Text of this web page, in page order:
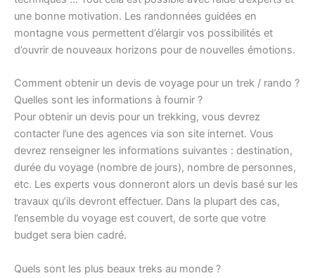
une bonne motivation. Les randonnées guidées en
montagne vous permettent d’élargir vos possibilités et
d’ouvrir de nouveaux horizons pour de nouvelles émotions.
Comment obtenir un devis de voyage pour un trek / rando ?
Quelles sont les informations à fournir ?
Pour obtenir un devis pour un trekking, vous devrez
contacter l’une des agences via son site internet. Vous
devrez renseigner les informations suivantes : destination,
durée du voyage (nombre de jours), nombre de personnes,
etc. Les experts vous donneront alors un devis basé sur les
travaux qu’ils devront effectuer. Dans la plupart des cas,
l’ensemble du voyage est couvert, de sorte que votre
budget sera bien cadré.
Quels sont les plus beaux treks au monde ?